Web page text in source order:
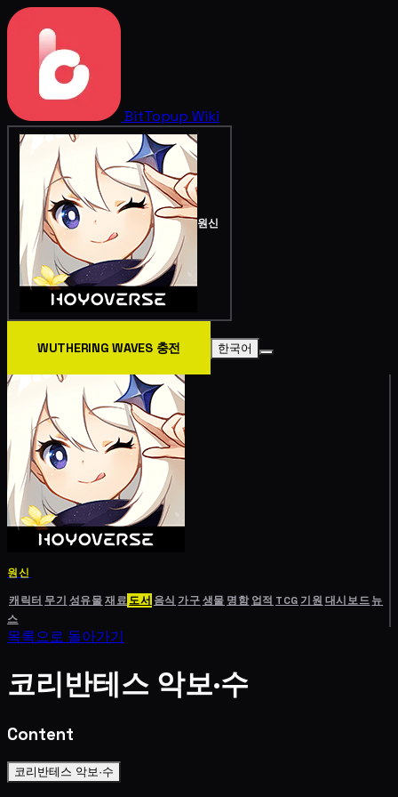
BitTopup Wiki
원신
WUTHERING WAVES 충전 한국어
원신
캐릭터 무기 성유물재료도서 음식 가구생물 명함 업적 TCG기원 대시보드뉴
스
목록으로 돌아가기
코리반테스 악보·수
Content
코리반테스 악보·수